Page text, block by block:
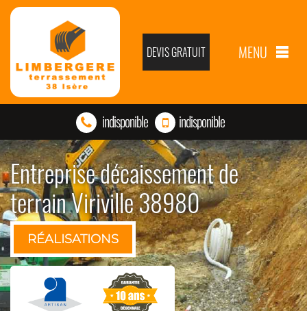
DEVIS GRATUIT MENU
indisponible indisponible
Entreprise décaissement de
terrain Viriville 38980
RÉALISATIONS